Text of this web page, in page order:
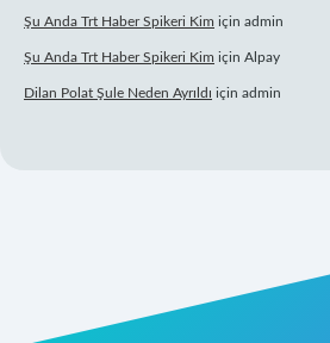
Şu Anda Trt Haber Spikeri Kim için admin
Şu Anda Trt Haber Spikeri Kim için Alpay
Dilan Polat Şule Neden Ayrıldı için admin